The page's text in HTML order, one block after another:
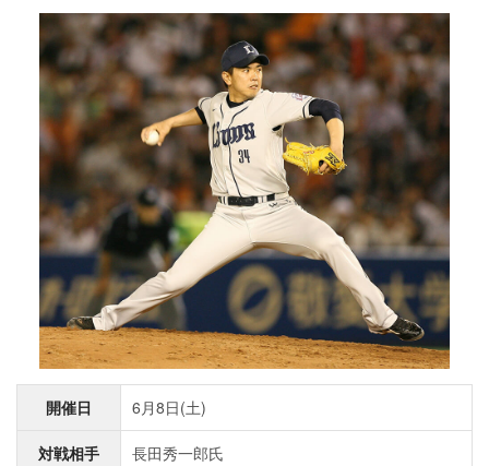
開催日 6月8日(土)
対戦相手 長田秀一郎氏